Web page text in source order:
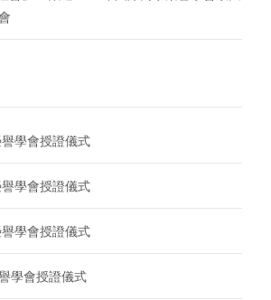
學會授證儀式
學會授證儀式
學會授證儀式
學會授證儀式